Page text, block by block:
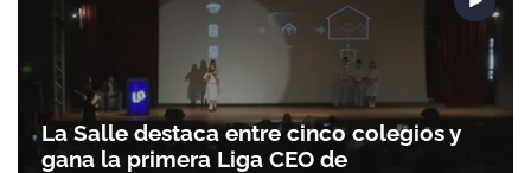
La Salle destaca entre cinco colegios y
gana la primera Liga CEO de